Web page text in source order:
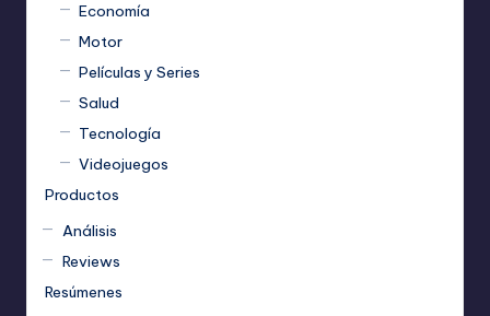
Economía
Motor
Películas y Series
Salud
Tecnología
Videojuegos
Productos
Análisis
Reviews
Resúmenes